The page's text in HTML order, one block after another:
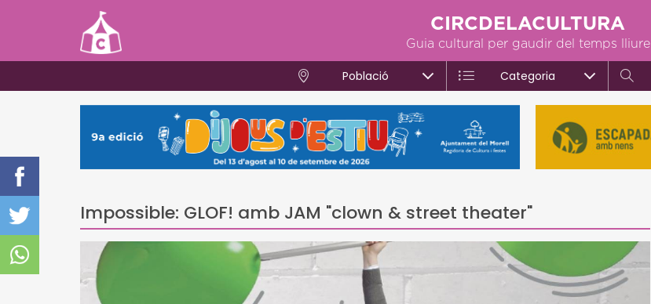
CIRCDELACULTURA
Guia cultural per gaudir del temps lliure
Població Categoria
Impossible: GLOF! amb JAM "clown & street theater"